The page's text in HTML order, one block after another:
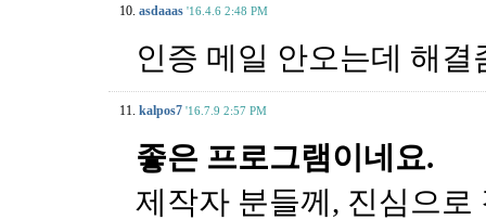
10. asdaaas '16.4.6 2:48 PM
인증 메일 안오는데 해
11. kalpos7 '16.7.9 2:57 PM
좋은 프로그램이네요.
제작자 분들께, 진심으